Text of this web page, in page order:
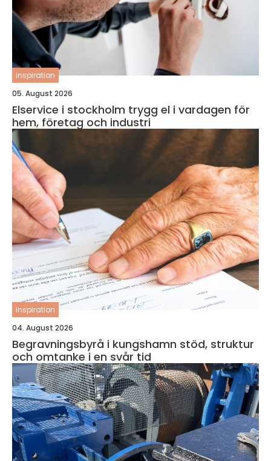
inspiration
05. August 2026
Elservice i stockholm trygg el i vardagen för
hem, företag och industri
inspiration
04. August 2026
Begravningsbyrå i kungshamn stöd, struktur
och omtanke i en svår tid